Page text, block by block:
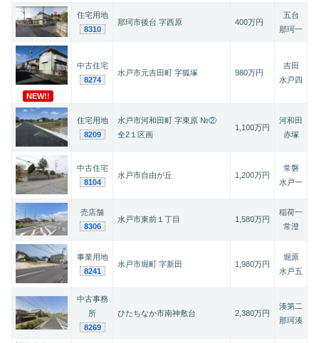
住宅用地
8310
那珂市後台 字西原 400万円
五台
那珂一
NEW!!
中古住宅
8274
水戸市元吉田町 字狐塚 980万円
吉田
水戸四
住宅用地
8209
水戸市河和田町 字東原 №②
全2１区画
1,100万円
河和田
赤塚
中古住宅
8104
水戸市自由が丘 1,200万円
常磐
水戸一
売店舗
8306
水戸市東前１丁目 1,580万円
稲荷一
常澄
事業用地
8241
水戸市堀町 字新田 1,980万円
堀原
水戸五
中古事務
所
8269
ひたちなか市南神敷台 2,380万円
湊第二
那珂湊